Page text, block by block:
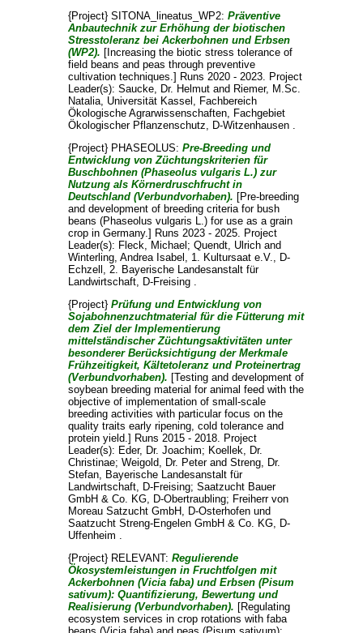
{Project} SITONA_lineatus_WP2: Präventive
Anbautechnik zur Erhöhung der biotischen
Stresstoleranz bei Ackerbohnen und Erbsen
(WP2). [Increasing the biotic stress tolerance of
field beans and peas through preventive
cultivation techniques.] Runs 2020 - 2023. Project
Leader(s): Saucke, Dr. Helmutand Riemer, M.Sc.
Natalia, Universität Kassel, Fachbereich
Ökologische Agrarwissenschaften, Fachgebiet
Ökologischer Pflanzenschutz, D-Witzenhausen .
{Project} PHASEOLUS: Pre-Breeding und
Entwicklung von Züchtungskriterien für
Buschbohnen (Phaseolus vulgaris L.) zur
Nutzung als Körnerdruschfrucht in
Deutschland (Verbundvorhaben). [Pre-breeding
and development of breeding criteria for bush
beans (Phaseolus vulgaris L.) for use as a grain
crop in Germany.] Runs 2023 - 2025. Project
Leader(s): Fleck, Michael ; Quendt, Ulrichand
Winterling, Andrea Isabel , 1. Kultursaat e.V., D-
Echzell, 2. Bayerische Landesanstalt für
Landwirtschaft, D-Freising .
{Project} Prüfung und Entwicklung von
Sojabohnenzuchtmaterial für die Fütterung mit
dem Ziel der Implementierung
mittelständischer Züchtungsaktivitäten unter
besonderer Berücksichtigung der Merkmale
Frühzeitigkeit, Kältetoleranz und Proteinertrag
(Verbundvorhaben). [Testing and development of
soybean breeding material for animal feed with the
objective of implementation of small-scale
breeding activities with particular focus on the
quality traits early ripening, cold tolerance and
protein yield.] Runs 2015 - 2018. Project
Leader(s): Eder, Dr. Joachim; Koellek, Dr.
Christinae; Weigold, Dr. Peterand Streng, Dr.
Stefan, Bayerische Landesanstalt für
Landwirtschaft, D-Freising; Saatzucht Bauer
GmbH & Co. KG, D-Obertraubling; Freiherr von
Moreau Satzucht GmbH, D-Osterhofen und
Saatzucht Streng-Engelen GmbH & Co. KG, D-
Uffenheim .
{Project} RELEVANT: Regulierende
Ökosystemleistungen in Fruchtfolgen mit
Ackerbohnen (Vicia faba) und Erbsen (Pisum
sativum): Quantifizierung, Bewertung und
Realisierung (Verbundvorhaben). [Regulating
ecosystem services in crop rotations with faba